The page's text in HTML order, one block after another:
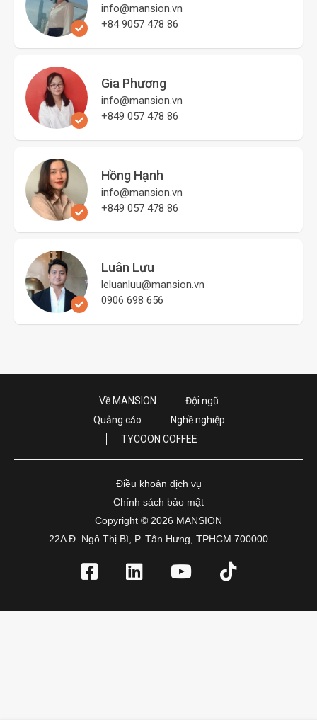
info@mansion.vn
+84 9057 478 86
Gia Phương
info@mansion.vn
+849 057 478 86
Hồng Hạnh
info@mansion.vn
+849 057 478 86
Luân Lưu
leluanluu@mansion.vn
0906 698 656
Về MANSION
Đội ngũ
Quảng cáo
Nghề nghiệp
TYCOON COFFEE
Điều khoản dịch vụ
Chính sách bảo mật
Copyright © 2026 MANSION
22A Đ. Ngô Thị Bì, P. Tân Hưng, TPHCM 700000